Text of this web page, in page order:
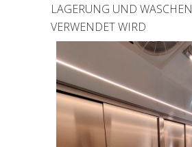
LAGERUNG UND WASCHEN
VERWENDET WIRD